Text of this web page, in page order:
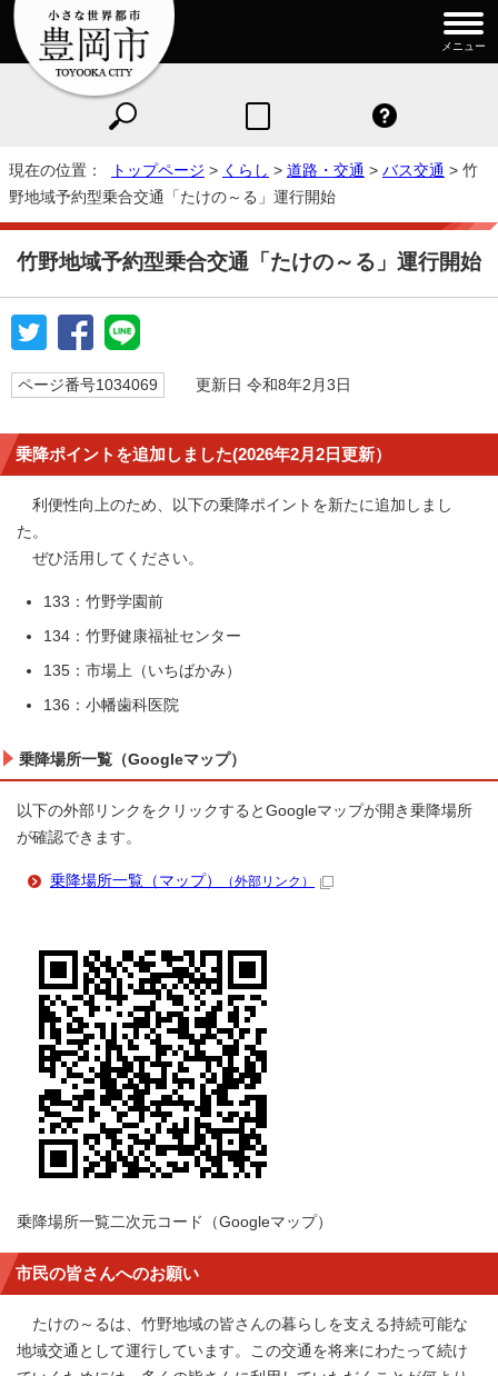
メニュー
現在の位置： トップページ > くらし > 道路・交通 > バス交通 > 竹
野地域予約型乗合交通「たけの～る」運行開始
竹野地域予約型乗合交通「たけの～る」運行開始
ページ番号1034069 更新日 令和8年2月3日
乗降ポイントを追加しました(2026年2月2日更新）
利便性向上のため、以下の乗降ポイントを新たに追加しまし
た。
ぜひ活用してください。
133：竹野学園前
134：竹野健康福祉センター
135：市場上（いちばかみ）
136：小幡歯科医院
乗降場所一覧（Googleマップ）
以下の外部リンクをクリックするとGoogleマップが開き乗降場所
が確認できます。
乗降場所一覧（マップ） （外部リンク）
乗降場所一覧二次元コード（Googleマップ）
市民の皆さんへのお願い
たけの～るは、竹野地域の皆さんの暮らしを支える持続可能な
地域交通として運行しています。この交通を将来にわたって続け